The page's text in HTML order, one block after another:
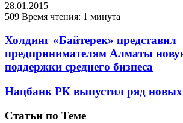
28.01.2015
509 Время чтения: 1 минута
Холдинг «Байтерек» представил
предпринимателям Алматы
поддержки среднего бизнеса
Нацбанк РК выпустил ряд
Статьи по Теме